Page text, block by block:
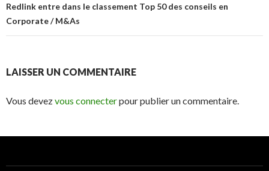
Redlink entre dans le classement Top 50 des conseils en
Corporate / M&As
LAISSER UN COMMENTAIRE
Vous devezvous connecterpour publier un commentaire.